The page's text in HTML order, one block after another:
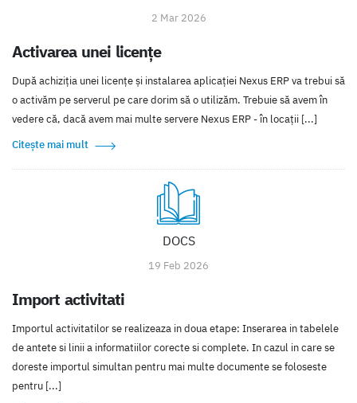
2 Mar 2026
Activarea unei licenţe
După achiziţia unei licenţe şi instalarea aplicaţiei Nexus ERP va trebui să
o activăm pe serverul pe care dorim să o utilizăm. Trebuie să avem în
vedere că, dacă avem mai multe servere Nexus ERP - în locaţii [...]
Citește mai mult
DOCS
19 Feb 2026
Import activitati
Importul activitatilor se realizeaza in doua etape: Inserarea in tabelele
de antete si linii a informatiilor corecte si complete. In cazul in care se
doreste importul simultan pentru mai multe documente se foloseste
pentru [...]